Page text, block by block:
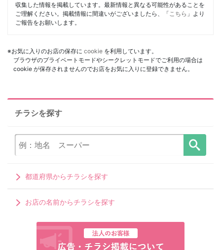
収集した情報を掲載しています。最新情報と異なる可能性があることを
ご理解ください。掲載情報に間違いがございましたら、「 こちら 」より
ご報告をお願いします。
※お気に入りのお店の保存に cookie を利用しています。
ブラウザのプライベートモードやシークレットモードでご利用の場合は
cookie が保存されませんのでお店をお気に入りに登録できません。
チラシを探す
都道府県からチラシを探す
お店の名前からチラシを探す